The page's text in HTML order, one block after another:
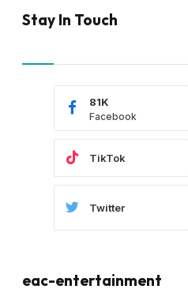
Stay In Touch
Facebook
81K
TikTok
Twitter
eac-entertainment